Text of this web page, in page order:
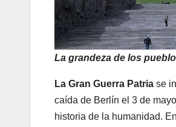
La grandeza de los
La Gran Guerra Patria se
caída de Berlín el 3 de
historia de la humanidad.